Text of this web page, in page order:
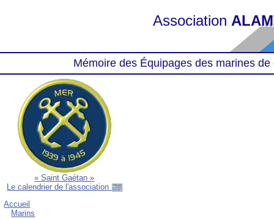
Association
Mémoire des Équipages des marines
« Saint Gaétan »
Le calendrier de l'association
Accueil
Marins